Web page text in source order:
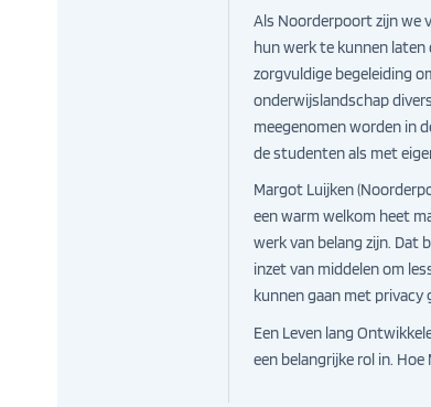
Als Noorderpoort zijn we
hun werk te kunnen laten
zorgvuldige begeleiding
onderwijslandschap
meegenomen worden in
de studenten als met
Margot Luijken
een warm welkom heet
werk van belang zijn. Dat
inzet van middelen om
kunnen gaan met privacy
Een Leven lang
een belangrijke rol in.